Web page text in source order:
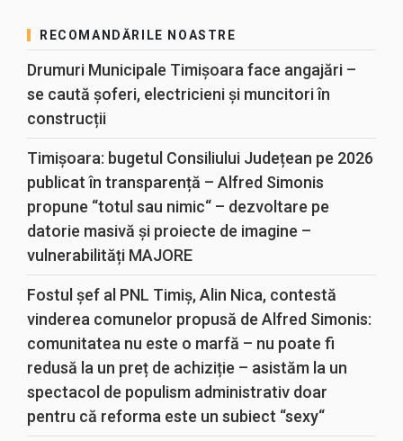
RECOMANDĂRILE NOASTRE
Drumuri Municipale Timișoara face angajări –
se caută șoferi, electricieni și muncitori în
construcții
Timișoara: bugetul Consiliului Județean pe 2026
publicat în transparență – Alfred Simonis
propune “totul sau nimic“ – dezvoltare pe
datorie masivă și proiecte de imagine –
vulnerabilități MAJORE
Fostul șef al PNL Timiș, Alin Nica, contestă
vinderea comunelor propusă de Alfred Simonis:
comunitatea nu este o marfă – nu poate fi
redusă la un preț de achiziție – asistăm la un
spectacol de populism administrativ doar
pentru că reforma este un subiect “sexy“